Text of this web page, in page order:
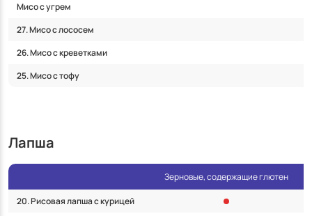
Мисо с угрем
27. Мисо с лососем
26. Мисо с креветками
25. Мисо с тофу
Лапша
Зерновые, содержащие глютен
20. Рисовая лапша с курицей